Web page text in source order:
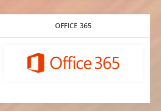
OFFICE 365